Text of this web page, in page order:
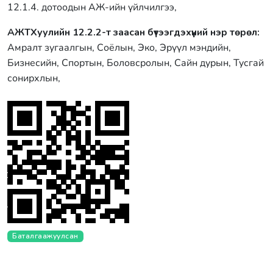
12.1.4. дотоодын АЖ-ийн үйлчилгээ,
АЖТХуулийн 12.2.2-т заасан бүтээгдэхүүний нэр төрөл:
Амралт зугаалгын, Соёлын, Эко, Эрүүл мэндийн,
Бизнесийн, Спортын, Боловсролын, Сайн дурын, Тусгай
сонирхлын,
Баталгаажуулсан